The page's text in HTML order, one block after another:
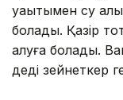
уақытымен су
болады. Қазір
қалуға болады.
деді зейнеткер